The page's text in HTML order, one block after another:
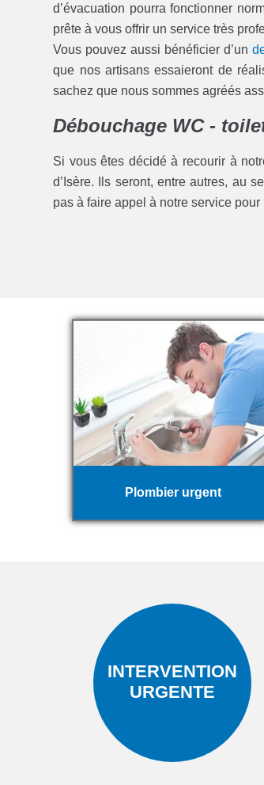
d’évacuation pourra fonctionner
prête à vous offrir un service très
Vous pouvez aussi bénéficier d’un
que nos artisans essaieront de
sachez que nous sommes agréés
Débouchage WC -
Si vous êtes décidé à recourir à
d’Isère. Ils seront, entre autres, au
pas à faire appel à notre service
Plombier urgent
INTERVENTION
URGENTE